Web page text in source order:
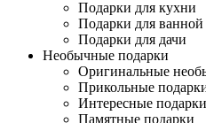
Подарки для кухни
Подарки для ванной
Подарки для дачи
Необычные подарки
Оригинальные
Прикольные
Интересные подарки
Памятные подарки